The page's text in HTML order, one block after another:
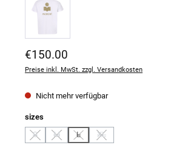
Regulärer Preis:
€150.00
Preise inkl. MwSt. zzgl. Versandkosten
Nicht mehr verfügbar
sizesauswählen
S
(Diese Option ist zurzeit nicht verfügbar.)
M
(Diese Option ist zurzeit nicht verfügbar.)
L
(Diese Option ist zurzeit nicht
XL
(Diese Option ist zurzeit